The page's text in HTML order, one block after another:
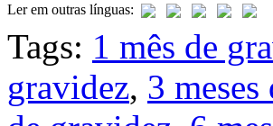
Ler em outras línguas:
Tags: 1 mês de
gravidez, 3